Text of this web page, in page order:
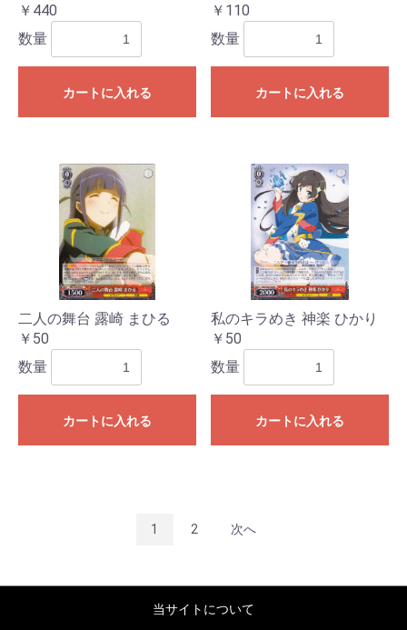
￥440
数量
カートに入れる
￥110
数量
カートに入れる
二人の舞台 露崎 まひる
￥50
数量
カートに入れる
私のキラめき 神楽 ひかり
￥50
数量
カートに入れる
1 2 次へ
当サイトについて